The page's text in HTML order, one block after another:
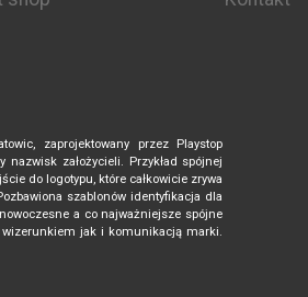
zaprojektowany przez Playstop
założycieli. Przykład spójnej
do logotypu, które całkowicie zrywa
szablonów identyfikacja dla
a co najważniejsze spójne
jak i komunikacją marki.